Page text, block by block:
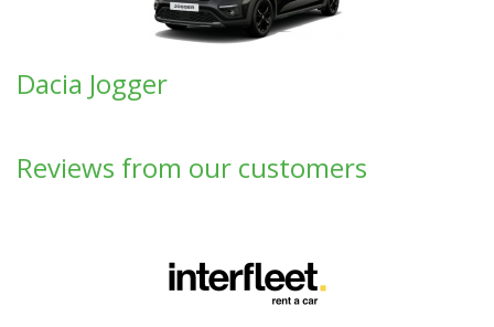
Dacia Jogger
Reviews from our customers